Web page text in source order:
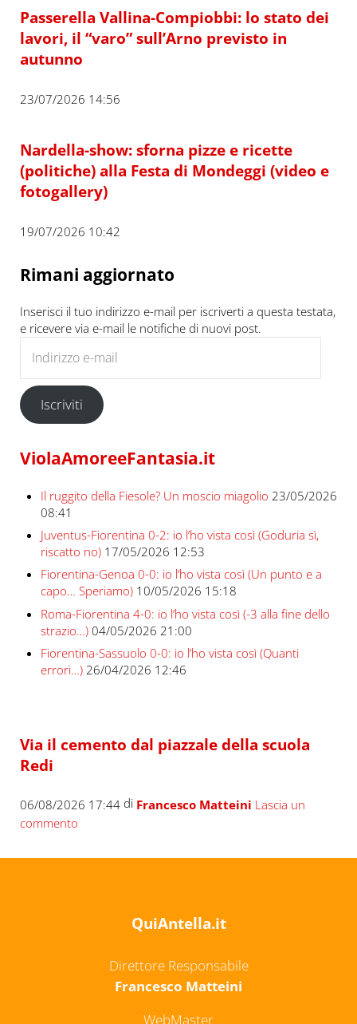
Passerella Vallina-Compiobbi: lo stato dei
lavori, il “varo” sull’Arno previsto in
autunno
23/07/2026 14:56
Nardella-show: sforna pizze e ricette
(politiche) alla Festa di Mondeggi (video e
fotogallery)
19/07/2026 10:42
Rimani aggiornato
Inserisci il tuo indirizzo e-mail per iscriverti a questa testata,
e ricevere via e-mail le notifiche di nuovi post.
Iscriviti
ViolaAmoreeFantasia.it
Il ruggito della Fiesole? Un moscio miagolio 23/05/2026
08:41
Juventus-Fiorentina 0-2: io l’ho vista così (Goduria sì,
riscatto no) 17/05/2026 12:53
Fiorentina-Genoa 0-0: io l’ho vista così (Un punto e a
capo… Speriamo) 10/05/2026 15:18
Roma-Fiorentina 4-0: io l’ho vista così (-3 alla fine dello
strazio…) 04/05/2026 21:00
Fiorentina-Sassuolo 0-0: io l’ho vista così (Quanti
errori…) 26/04/2026 12:46
Via il cemento dal piazzale della scuola
Redi
06/08/2026 17:44di Francesco Matteini Lascia un
commento
QuiAntella.it
Direttore Responsabile
Francesco Matteini
WebMaster